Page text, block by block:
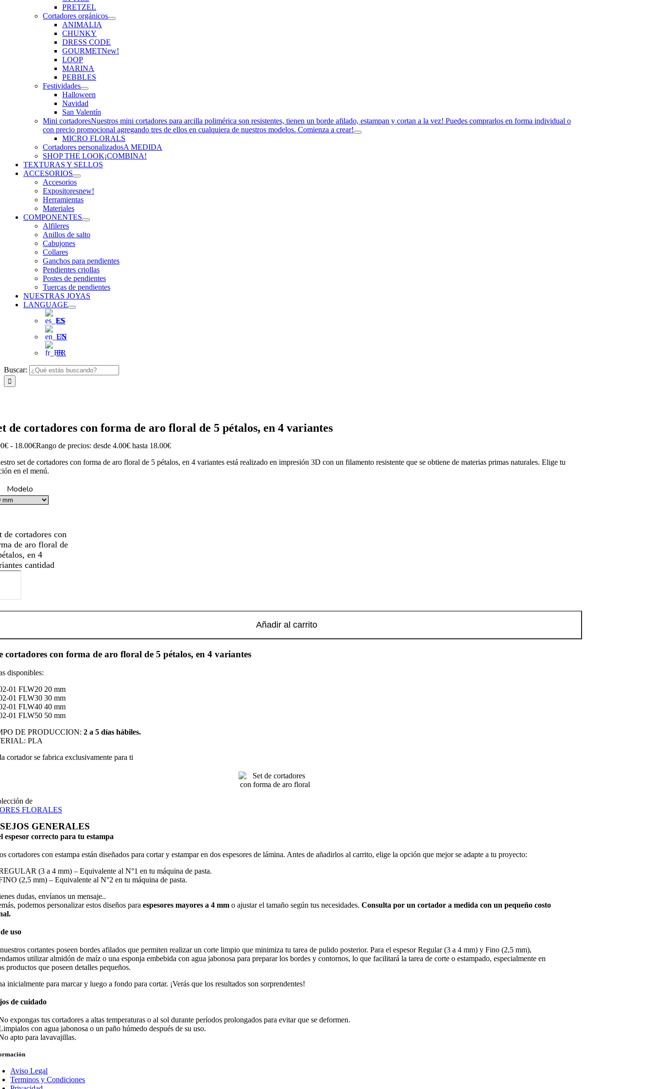
PRETZEL
Cortadores orgánicos
ANIMALIA
CHUNKY
DRESS CODE
GOURMETNew!
LOOP
MARINA
PEBBLES
Festividades
Halloween
Navidad
San Valentín
Mini cortadoresNuestros mini cortadores para arcilla polimérica son resistentes, tienen un borde afilado, estampan y cortan a la vez! Puedes comprarlos en forma individual o
con precio promocional agregando tres de ellos en cualquiera de nuestros modelos. Comienza a crear!
MICRO FLORALS
Cortadores personalizadosA MEDIDA
SHOP THE LOOK¡COMBINA!
TEXTURAS Y SELLOS
ACCESORIOS
Accesorios
Expositoresnew!
Herramientas
Materiales
COMPONENTES
Alfileres
Anillos de salto
Cabujones
Collares
Ganchos para pendientes
Pendientes criollas
Postes de pendientes
Tuercas de pendientes
NUESTRAS JOYAS
LANGUAGE
ES
EN
FR
Buscar:
de cortadores con forma de aro floral de 5 pétalos, en 4 variantes
€ - 18.00€Rango de precios: desde 4.00€ hasta 18.00€
set de cortadores con forma de aro floral de 5 pétalos, en 4 variantes está realizado en impresión 3D con un filamento resistente que se obtiene de materias primas naturales. Elige tu
en el menú.
Modelo
de cortadores con
de aro floral de
en 4
cantidad
Añadir al carrito
cortadores con forma de aro floral de 5 pétalos, en 4 variantes
disponibles:
01 FLW20 20 mm
01 FLW30 30 mm
01 FLW40 40 mm
01 FLW50 50 mm
DE PRODUCCION:2 a 5 días hábiles.
PLA
cortador se fabrica exclusivamente para ti
de
FLORALES
GENERALES
espesor correcto para tu estampa
cortadores con estampa están diseñados para cortar y estampar en dos espesores de lámina. Antes de añadirlos al carrito, elige la opción que mejor se adapte a tu proyecto:
(3 a 4 mm) – Equivalente al N°1 en tu máquina de pasta.
(2,5 mm) – Equivalente al N°2 en tu máquina de pasta.
dudas, envíanos un mensaje..
podemos personalizar estos diseños paraespesores mayores a 4 mm o ajustar el tamaño según tus necesidades.Consulta por un cortador a medida con un pequeño costo
uso
cortantes poseen bordes afilados que permiten realizar un corte limpio que minimiza tu tarea de pulido posterior. Para el espesor Regular (3 a 4 mm) y Fino (2,5 mm),
utilizar almidón de maíz o una esponja embebida con agua jabonosa para preparar los bordes y contornos, lo que facilitará la tarea de corte o estampado, especialmente en
productos que poseen detalles pequeños.
inicialmente para marcar y luego a fondo para cortar. ¡Verás que los resultados son sorprendentes!
de cuidado
expongas tus cortadores a altas temperaturas o al sol durante períodos prolongados para evitar que se deformen.
con agua jabonosa o un paño húmedo después de su uso.
apto para lavavajillas.
Aviso Legal
Terminos y Condiciones